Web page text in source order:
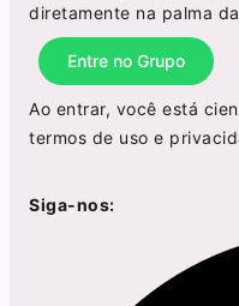
diretamente na palma
Entre no Grupo
Ao entrar, você está
termos de uso e
Siga-nos: